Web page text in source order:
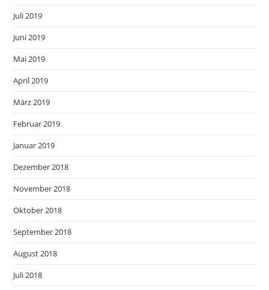
Juli 2019
Juni 2019
Mai 2019
April 2019
März 2019
Februar 2019
Januar 2019
Dezember 2018
November 2018
Oktober 2018
September 2018
August 2018
Juli 2018